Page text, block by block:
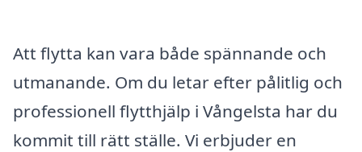
Att flytta kan vara både spännande och
utmanande. Om du letar efter pålitlig och
professionell flytthjälp i Vångelsta har du
kommit till rätt ställe. Vi erbjuder en